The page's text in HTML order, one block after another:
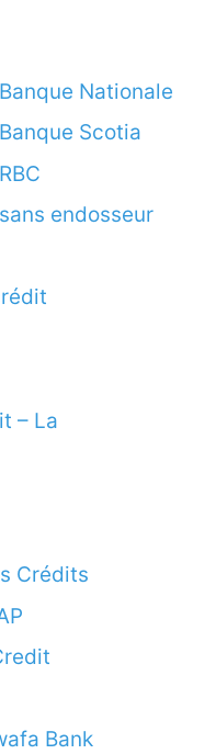
Nationale
Scotia
endosseur
– La
Crédits
Bank